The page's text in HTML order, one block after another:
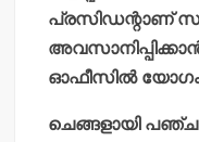
പ്രസിഡന്റാണ്
ഓഫീസില്‍ യോഗം
ചെങ്ങളായി